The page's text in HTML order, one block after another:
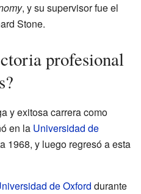
, y su supervisor fue el
Stone.
profesional
y exitosa carrera como
en la Universidad de
1968, y luego regresó a esta
de Oxford durante